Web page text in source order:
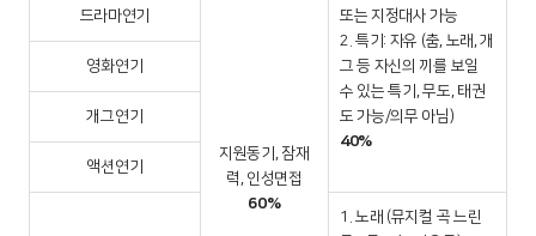
지원동기, 잠재
력, 인성면접
60%
또는 지정대사 가능
2. 특기: 자유 (춤, 노래, 개
그 등 자신의 끼를 보일
수 있는 특기, 무도, 태권
도 가능/의무 아님)
40%
드라마연기
영화연기
개그연기
액션연기
1. 노래 (뮤지컬 곡 느린